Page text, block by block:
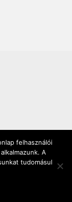
felhasználói
A
tudomásul